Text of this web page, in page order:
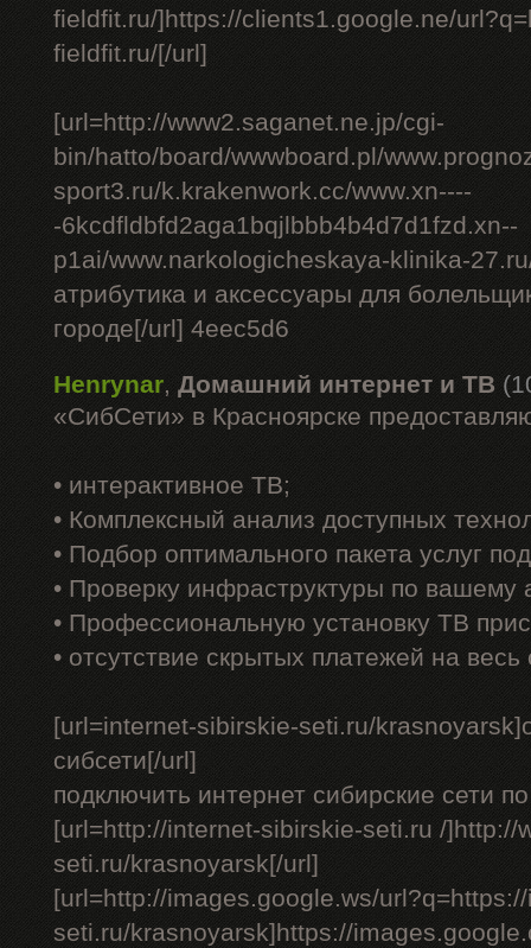
fieldfit.ru/]https://clients1.google.ne/
fieldfit.ru/[/url]
[url=http://www2.saganet.ne.jp/cgi-
bin/hatto/board/wwwboard.pl/
sport3.ru/k.krakenwork.cc/www.xn----
-6kcdfldbfd2aga1bqjlbbb4b4d7d1fzd.xn--
p1ai/www.narkologicheskaya-klinika-
атрибутика и аксессуары для
городе[/url] 4eec5d6
Henrynar,Домашний интернет и ТВ
«СибСети» в Красноярске
• интерактивное ТВ;
• Комплексный анализ доступных
• Подбор оптимального пакета услуг
• Проверку инфраструктуры по вашему
• Профессиональную установку ТВ
• отсутствие скрытых платежей на
[url=internet-sibirskie-seti.ru/
сибсети[/url]
подключить интернет сибирские сети
[url=http://internet-sibirskie-seti.ru /]http://
seti.ru/krasnoyarsk[/url]
[url=http://images.google.ws/
seti.ru/krasnoyarsk]https://